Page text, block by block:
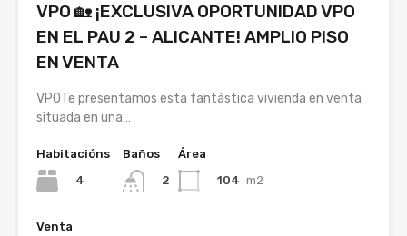
VPO 🏡 ¡EXCLUSIVA OPORTUNIDAD VPO
EN EL PAU 2 – ALICANTE! AMPLIO PISO
EN VENTA
VPOTe presentamos esta fantástica vivienda en venta
situada en una…
Habitacións
4
Baños
2
Área
104 m2
Venta